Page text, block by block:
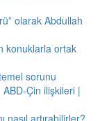
olarak Abdullah
konuklarla ortak
sorunu
Çin ilişkileri |
nasıl artırabilirler?